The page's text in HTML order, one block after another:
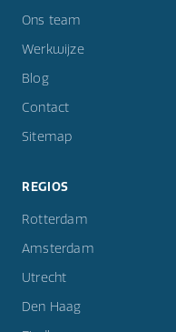
Ons team
Werkwijze
Blog
Contact
Sitemap
REGIOS
Rotterdam
Amsterdam
Utrecht
Den Haag